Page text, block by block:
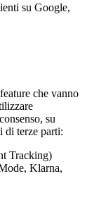
su Google,
che vanno
su
di terze parti:
Tracking)
Klarna,